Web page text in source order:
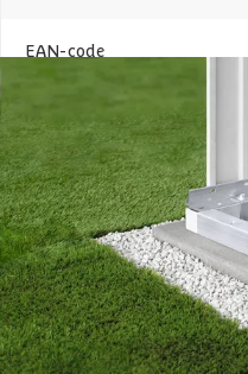
EAN-code
bij Trustpilot
Luxe assortiment tegen
Maatwerk:We maken het
02-808 7100
Direct antwoord
Chat met ons
Stel direct uw vraag